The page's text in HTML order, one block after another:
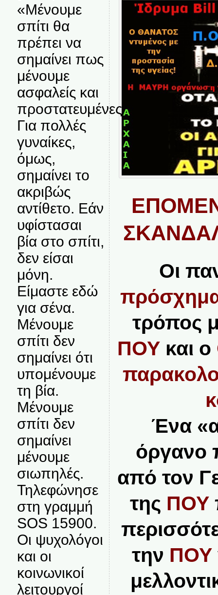
«Μένουμε
σπίτι θα
πρέπει να
σημαίνει πως
μένουμε
ασφαλείς και
προστατευμένες.
Για πολλές
γυναίκες,
όμως,
σημαίνει το
ακριβώς
αντίθετο. Εάν
υφίστασαι
βία στο σπίτι,
δεν είσαι
μόνη.
Είμαστε εδώ
για σένα.
Μένουμε
σπίτι δεν
σημαίνει ότι
υπομένουμε
τη βία.
Μένουμε
σπίτι δεν
σημαίνει
μένουμε
σιωπηλές.
Τηλεφώνησε
στη γραμμή
SOS 15900.
Οι ψυχολόγοι
και οι
κοινωνικοί
λειτουργοί
Οι
τρόπος
ΠΟΥκαι ο
Ένα
όργανο
από τον
της ΠΟΥ
την ΠΟΥ